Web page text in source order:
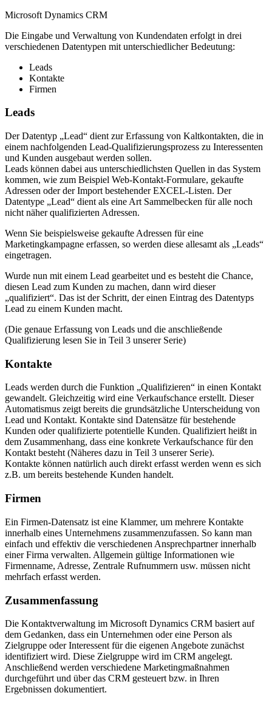
Microsoft Dynamics CRM
Die Eingabe und Verwaltung von Kundendaten erfolgt in drei
verschiedenen Datentypen mit unterschiedlicher Bedeutung:
Leads
Kontakte
Firmen
Leads
Der Datentyp „Lead“ dient zur Erfassung von Kaltkontakten, die in
einem nachfolgenden Lead-Qualifizierungsprozess zu Interessenten
und Kunden ausgebaut werden sollen.
Leads können dabei aus unterschiedlichsten Quellen in das System
kommen, wie zum Beispiel Web-Kontakt-Formulare, gekaufte
Adressen oder der Import bestehender EXCEL-Listen. Der
Datentype „Lead“ dient als eine Art Sammelbecken für alle noch
nicht näher qualifizierten Adressen.
Wenn Sie beispielsweise gekaufte Adressen für eine
Marketingkampagne erfassen, so werden diese allesamt als „Leads“
eingetragen.
Wurde nun mit einem Lead gearbeitet und es besteht die Chance,
diesen Lead zum Kunden zu machen, dann wird dieser
„qualifiziert“. Das ist der Schritt, der einen Eintrag des Datentyps
Lead zu einem Kunden macht.
(Die genaue Erfassung von Leads und die anschließende
Qualifizierung lesen Sie in Teil 3 unserer Serie)
Kontakte
Leads werden durch die Funktion „Qualifizieren“ in einen Kontakt
gewandelt. Gleichzeitig wird eine Verkaufschance erstellt. Dieser
Automatismus zeigt bereits die grundsätzliche Unterscheidung von
Lead und Kontakt. Kontakte sind Datensätze für bestehende
Kunden oder qualifizierte potentielle Kunden. Qualifiziert heißt in
dem Zusammenhang, dass eine konkrete Verkaufschance für den
Kontakt besteht (Näheres dazu in Teil 3 unserer Serie).
Kontakte können natürlich auch direkt erfasst werden wenn es sich
z.B. um bereits bestehende Kunden handelt.
Firmen
Ein Firmen-Datensatz ist eine Klammer, um mehrere Kontakte
innerhalb eines Unternehmens zusammenzufassen. So kann man
einfach und effektiv die verschiedenen Ansprechpartner innerhalb
einer Firma verwalten. Allgemein gültige Informationen wie
Firmenname, Adresse, Zentrale Rufnummern usw. müssen nicht
mehrfach erfasst werden.
Zusammenfassung
Die Kontaktverwaltung im Microsoft Dynamics CRM basiert auf
dem Gedanken, dass ein Unternehmen oder eine Person als
Zielgruppe oder Interessent für die eigenen Angebote zunächst
identifiziert wird. Diese Zielgruppe wird im CRM angelegt.
Anschließend werden verschiedene Marketingmaßnahmen
durchgeführt und über das CRM gesteuert bzw. in Ihren
Ergebnissen dokumentiert.